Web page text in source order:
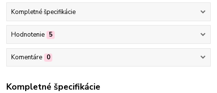
Kompletné špecifikácie
Hodnotenie 5
Komentáre 0
Kompletné špecifikácie